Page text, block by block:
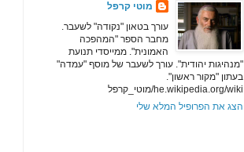
מוטי קרפל
עורך בטאון "נקודה" לשעבר.
מחבר הספר "המהפכה
האמונית". ממייסדי תנועת
"מנהיגות יהודית". עורך לשעבר של מוסף "עמדה"
בעתון "מקור ראשון".
he.wikipedia.org/wiki/מוטי_קרפל
הצג את הפרופיל המלא שלי